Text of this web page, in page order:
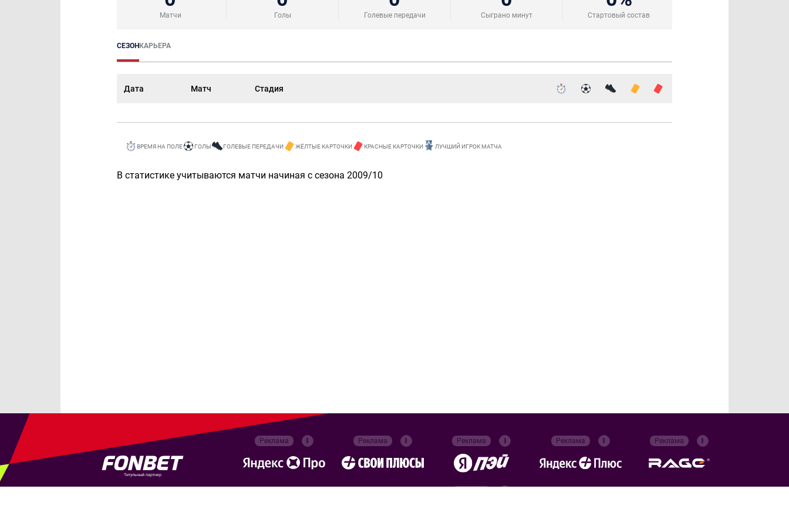
Матчи Голы Голевые передачи Сыграно минут Стартовый состав
СЕЗОНКАРЬЕРА
Дата Матч Стадия
ВРЕМЯ НА ПОЛЕ ГОЛЫ ГОЛЕВЫЕ ПЕРЕДАЧИ ЖЁЛТЫЕ КАРТОЧКИ КРАСНЫЕ КАРТОЧКИ ЛУЧШИЙ ИГРОК МАТЧА
В статистике учитываются матчи начиная с сезона 2009/10
Титульный партнер
Реклама Реклама Реклама Реклама Реклама